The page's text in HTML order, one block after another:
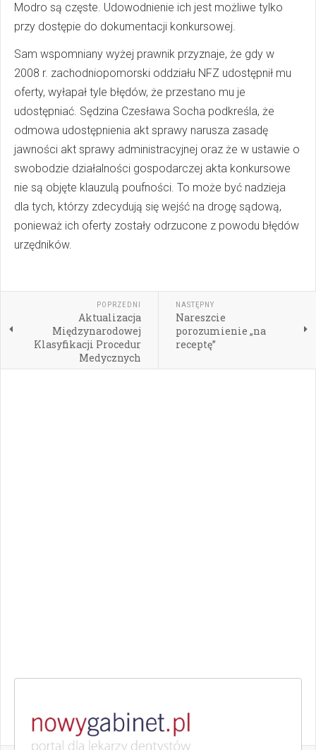
Modro są częste. Udowodnienie ich jest możliwe tylko
przy dostępie do dokumentacji konkursowej.
Sam wspomniany wyżej prawnik przyznaje, że gdy w
2008 r. zachodniopomorski oddziału NFZ udostępnił mu
oferty, wyłapał tyle błędów, że przestano mu je
udostępniać. Sędzina Czesława Socha podkreśla, że
odmowa udostępnienia akt sprawy narusza zasadę
jawności akt sprawy administracyjnej oraz że w ustawie o
swobodzie działalności gospodarczej akta konkursowe
nie są objęte klauzulą poufności. To może być nadzieja
dla tych, którzy zdecydują się wejść na drogę sądową,
ponieważ ich oferty zostały odrzucone z powodu błędów
urzędników.
POPRZEDNI
Aktualizacja
Międzynarodowej
Klasyfikacji Procedur
Medycznych
NASTĘPNY
Nareszcie
porozumienie „na
receptę”